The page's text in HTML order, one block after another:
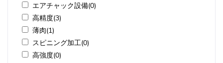
エアチャック設備(0)
高精度(3)
薄肉(1)
スピニング加工(0)
高強度(0)